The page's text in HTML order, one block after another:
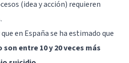
(idea y acción) requieren
en España se ha estimado que
entre 10 y 20 veces más